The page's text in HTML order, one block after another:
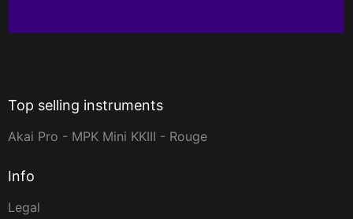
Top selling instruments
Akai Pro - MPK Mini KKIII - Rouge
Info
Legal